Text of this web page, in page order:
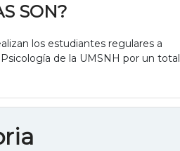
SON?
los estudiantes regulares a
de la UMSNH por un total